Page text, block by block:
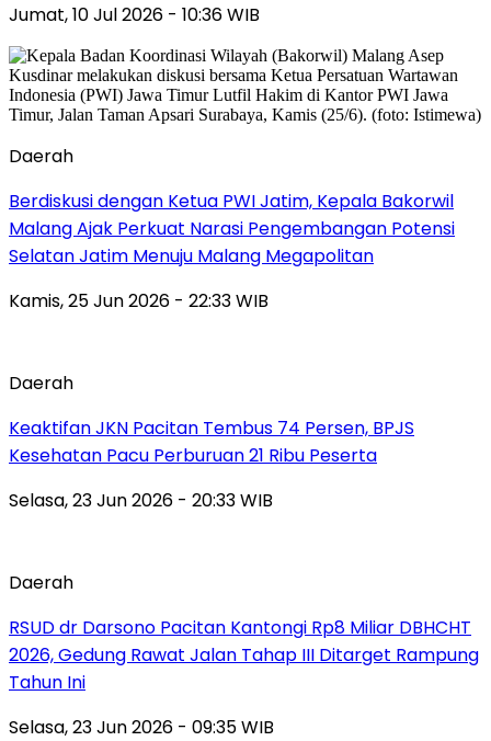
Jumat, 10 Jul 2026 - 10:36 WIB
Daerah
Berdiskusi dengan Ketua PWI Jatim, Kepala Bakorwil
Malang Ajak Perkuat Narasi Pengembangan Potensi
Selatan Jatim Menuju Malang Megapolitan
Kamis, 25 Jun 2026 - 22:33 WIB
Daerah
Keaktifan JKN Pacitan Tembus 74 Persen, BPJS
Kesehatan Pacu Perburuan 21 Ribu Peserta
Selasa, 23 Jun 2026 - 20:33 WIB
Daerah
RSUD dr Darsono Pacitan Kantongi Rp8 Miliar DBHCHT
2026, Gedung Rawat Jalan Tahap III Ditarget Rampung
Tahun Ini
Selasa, 23 Jun 2026 - 09:35 WIB